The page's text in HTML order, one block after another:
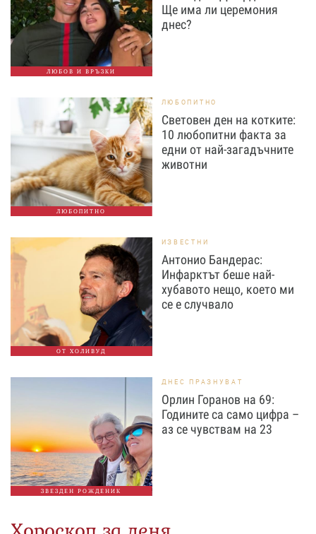
ЛЮБОВ И ВРЪЗКИ
Ще има ли церемония
днес?
ЛЮБОПИТНО
ЛЮБОПИТНО
Световен ден на котките:
10 любопитни факта за
едни от най-загадъчните
животни
ОТ ХОЛИВУД
ИЗВЕСТНИ
Антонио Бандерас:
Инфарктът беше най-
хубавото нещо, което ми
се е случвало
ЗВЕЗДЕН РОЖДЕНИК
ДНЕС ПРАЗНУВАТ
Орлин Горанов на 69:
Годините са само цифра –
аз се чувствам на 23